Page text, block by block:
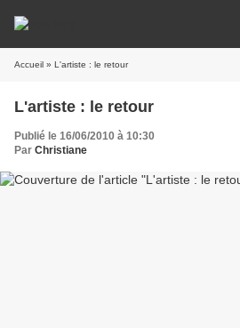
Accueil » L'artiste : le retour
L'artiste : le retour
Publié le 16/06/2010 à 10:30
Par Christiane